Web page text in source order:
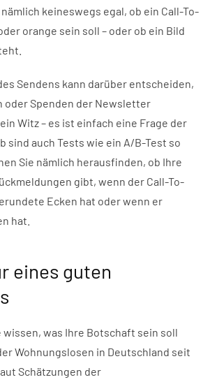
keineswegs egal, ob ein Call-To-
orange sein soll – oder ob ein Bild
Sendens kann darüber entscheiden,
oder Spenden der Newsletter
Witz – es ist einfach eine Frage der
sind auch Tests wie ein A/B-Test so
Sie nämlich herausfinden, ob Ihre
gibt, wenn der Call-To-
Ecken hat oder wenn er
hat.
eines guten
wissen, was Ihre Botschaft sein soll
Wohnungslosen in Deutschland seit
Schätzungen der